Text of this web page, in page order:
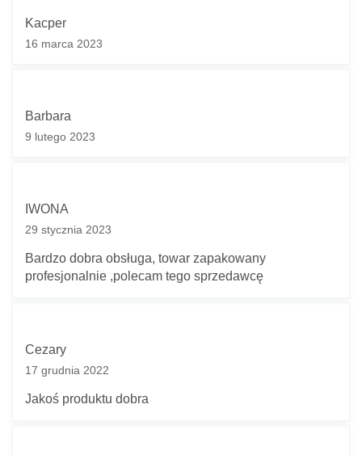
Kacper
16 marca 2023
Barbara
9 lutego 2023
IWONA
29 stycznia 2023
Bardzo dobra obsługa, towar zapakowany
profesjonalnie ,polecam tego sprzedawcę
Cezary
17 grudnia 2022
Jakoś produktu dobra